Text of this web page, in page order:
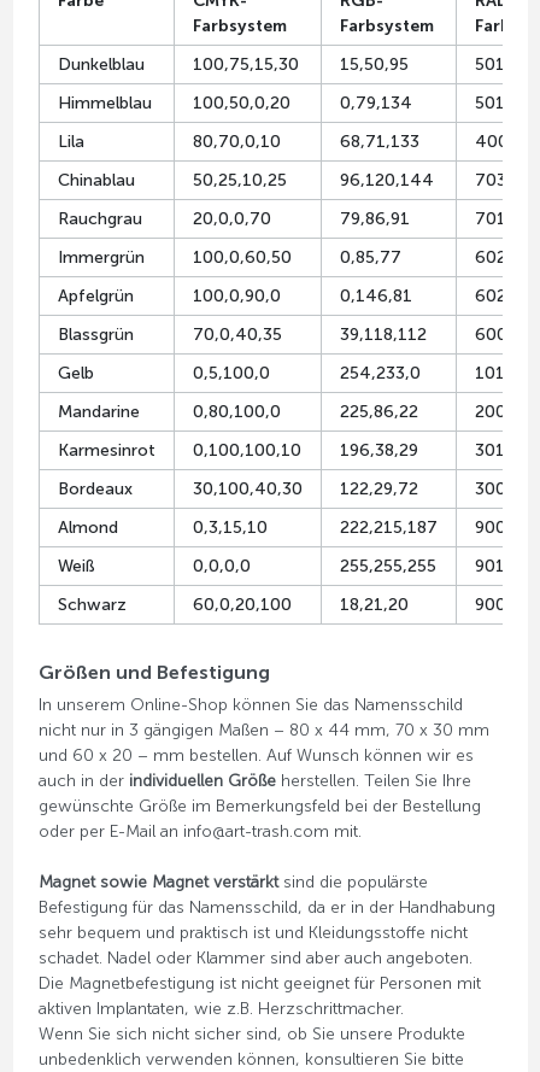
Farbsystem
Farbsystem
Dunkelblau
100,75,15,30 15,50,95
5013
Himmelblau
100,50,0,20 0,79,134
5019
Lila
80,70,0,10 68,71,133
4005
Chinablau
50,25,10,25 96,120,144
7031
Rauchgrau
20,0,0,70 79,86,91
7011
Immergrün
100,0,60,50 0,85,77
6026
Apfelgrün
100,0,90,0 0,146,81
6024
Blassgrün
70,0,40,35 39,118,112
6000
Gelb
0,5,100,0 254,233,0
1018
Mandarine
0,80,100,0 225,86,22
2004
Karmesinrot
0,100,100,10 196,38,29
3016
Bordeaux
30,100,40,30 122,29,72
3004
Almond
0,3,15,10 222,215,187
9001
Weiß
0,0,0,0 255,255,255
9016
Schwarz
60,0,20,100 18,21,20 9005
Größen und Befestigung
In unserem Online-Shop können Sie das Namensschild
nicht nur in 3 gängigen Maßen – 80 x 44 mm, 70 x 30 mm
und 60 x 20 – mm bestellen. Auf Wunsch können wir es
auch in der individuellen Größeherstellen. Teilen Sie Ihre
gewünschte Größe im Bemerkungsfeld bei der Bestellung
oder per E-Mail an info@art-trash.com mit.
Magnet sowie Magnet verstärktsind die populärste
Befestigung für das Namensschild, da er in der Handhabung
sehr bequem und praktisch ist und Kleidungsstoffe nicht
schadet. Nadel oder Klammer sind aber auch angeboten.
Die Magnetbefestigung ist nicht geeignet für Personen mit
aktiven Implantaten, wie z.B. Herzschrittmacher.
Wenn Sie sich nicht sicher sind, ob Sie unsere Produkte
unbedenklich verwenden können, konsultieren Sie bitte